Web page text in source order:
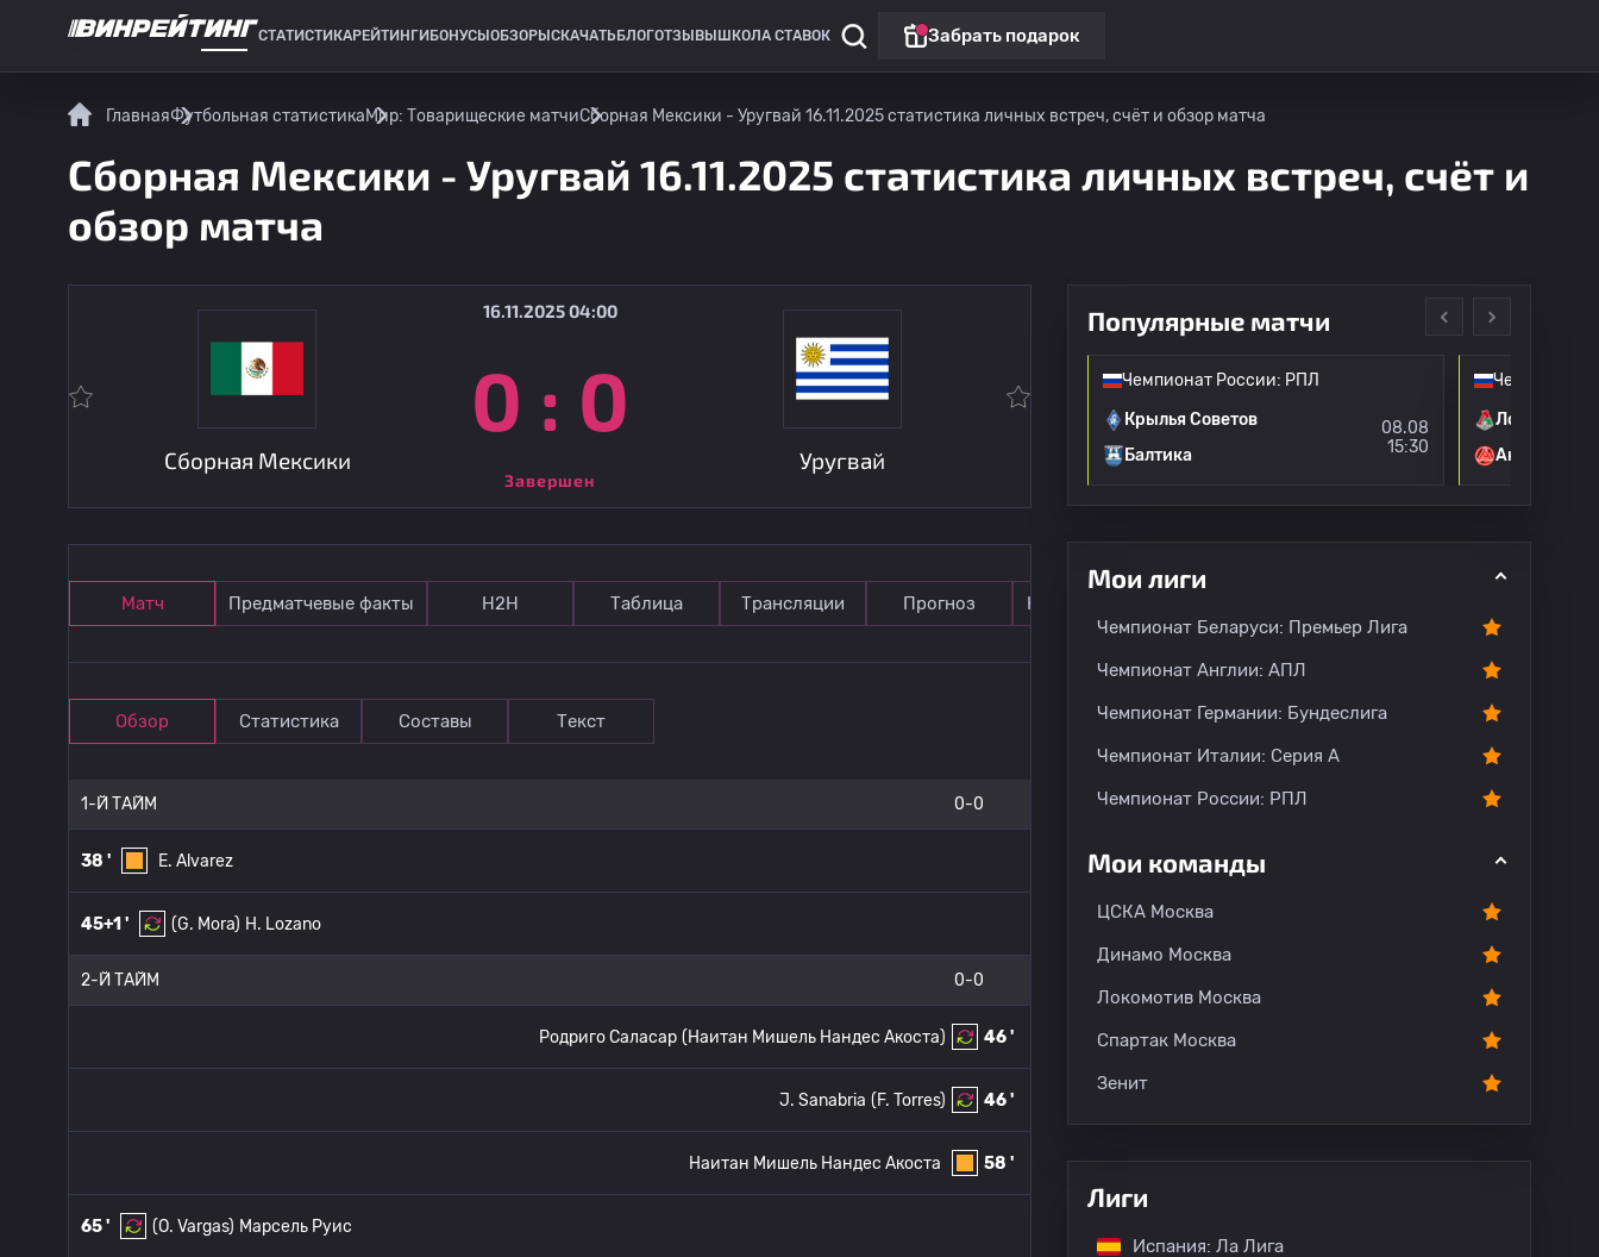
СТАТИСТИКАРЕЙТИНГИ БОНУСЫ ОБЗОРЫ СКАЧАТЬ БЛОГОТЗЫВЫ ШКОЛА СТАВОК Забрать подарок
ГлавнаяФутбольная статистикаМир: Товарищеские матчиСборная Мексики - Уругвай 16.11.2025 статистика личных встреч, счёт и обзор матча
Сборная Мексики - Уругвай 16.11.2025 статистика личных встреч, счёт и
обзор матча
Сборная Мексики
16.11.2025 04:00
0 : 0
Завершен
Уругвай
Матч Предматчевые факты Н2Н Таблица Трансляции Прогноз Комментарии
Обзор Статистика Составы Текст
1-Й ТАЙМ 0-0
38 ' E. Alvarez
45+1 ' (G. Mora) H. Lozano
2-Й ТАЙМ 0-0
46 '
(Наитан Мишель Нандес Акоста)
Родриго Саласар
46 '
(F. Torres)
J. Sanabria
58 '
Наитан Мишель Нандес Акоста
65 ' (O. Vargas) Марсель Руис
Популярные матчи
Чемпионат России: РПЛ
Динамо Махачкала
Чемпионат России: РПЛ
Крылья Советов
Балтика
08.08
15:30
Чемпионат
Локомотив
Акрон
Мои лиги
Чемпионат Беларуси: Премьер Лига
Чемпионат Англии: АПЛ
Чемпионат Германии: Бундеслига
Чемпионат Италии: Серия А
Чемпионат России: РПЛ
Мои команды
ЦСКА Москва
Динамо Москва
Локомотив Москва
Спартак Москва
Зенит
Лиги
Испания: Ла Лига